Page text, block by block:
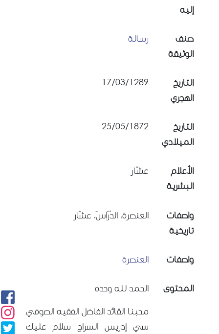
إليه
رسالة
صنف
الوثيقة
17/03/1289
التاريخ
الهجري
25/05/1872
التاريخ
الميلادي
عشّار
الأعلام
البشرية
العنصرة، الدْرَاسَ، عشّار
واصفات
تاريخية
العنصرة واصفات
الحمد لله وحده
محبنا القائد الفاضل الفقيه الصوفي
سي إدريس السراج سلام عليك
المحتوى